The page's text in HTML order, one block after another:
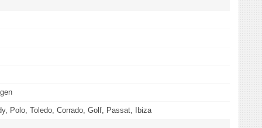
Polo, Toledo, Corrado, Golf, Passat, Ibiza